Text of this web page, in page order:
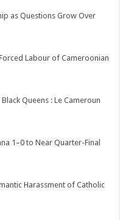
as Questions Grow Over
Labour of Cameroonian
Queens : Le Cameroun
1–0 to Near Quarter-Final
Harassment of Catholic